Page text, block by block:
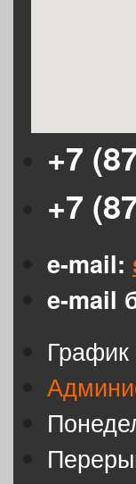
+7
+7
e-mail:
e-mail